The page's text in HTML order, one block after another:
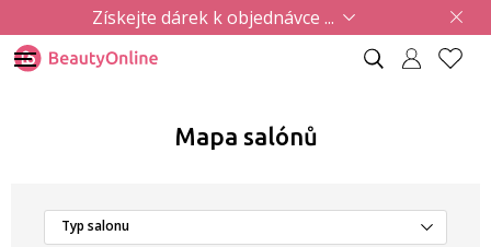
Získejte dárek k objednávce ...
Mapa salónů
Typ salonu